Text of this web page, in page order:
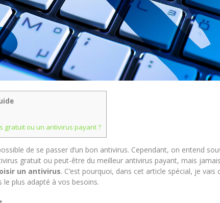
gratuit ou un antivirus payant ?
de se passer d’un bon antivirus. Cependant, on entend
gratuit ou peut-être du meilleur antivirus payant, mais
un antivirus. C’est pourquoi, dans cet article spécial, je vais
le plus adapté à vos besoins.